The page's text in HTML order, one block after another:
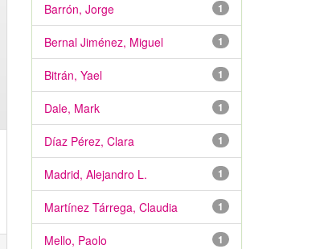
1
Barrón, Jorge
1
Bernal Jiménez, Miguel
1
Bitrán, Yael
1
Dale, Mark
1
Díaz Pérez, Clara
1
Madrid, Alejandro L.
1
Martínez Tárrega, Claudia
1
Mello, Paolo